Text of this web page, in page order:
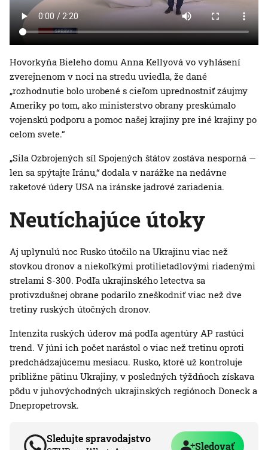
Hovorkyňa Bieleho domu Anna Kellyová vo vyhlásení
zverejnenom v noci na stredu uviedla, že dané
„rozhodnutie bolo urobené s cieľom uprednostniť záujmy
Ameriky po tom, ako ministerstvo obrany preskúmalo
vojenskú podporu a pomoc našej krajiny pre iné krajiny po
celom svete.“
„Sila Ozbrojených síl Spojených štátov zostáva nesporná —
len sa spýtajte Iránu,“ dodala v narážke na nedávne
raketové údery USA na iránske jadrové zariadenia.
Neutíchajúce útoky
Aj uplynulú noc Rusko útočilo na Ukrajinu viac než
stovkou dronov a niekoľkými protilietadlovými riadenými
strelami S-300. Podľa ukrajinského letectva sa
protivzdušnej obrane podarilo zneškodniť viac než dve
tretiny ruských útočných dronov.
Intenzita ruských úderov má podľa agentúry AP rastúci
trend. V júni ich počet narástol o viac než tretinu oproti
predchádzajúcemu mesiacu. Rusko, ktoré už kontroluje
približne pätinu Ukrajiny, v posledných týždňoch získava
pôdu v juhovýchodných ukrajinských regiónoch Doneck a
Dnepropetrovsk.
Sledujte spravodajstvo
Sledovať